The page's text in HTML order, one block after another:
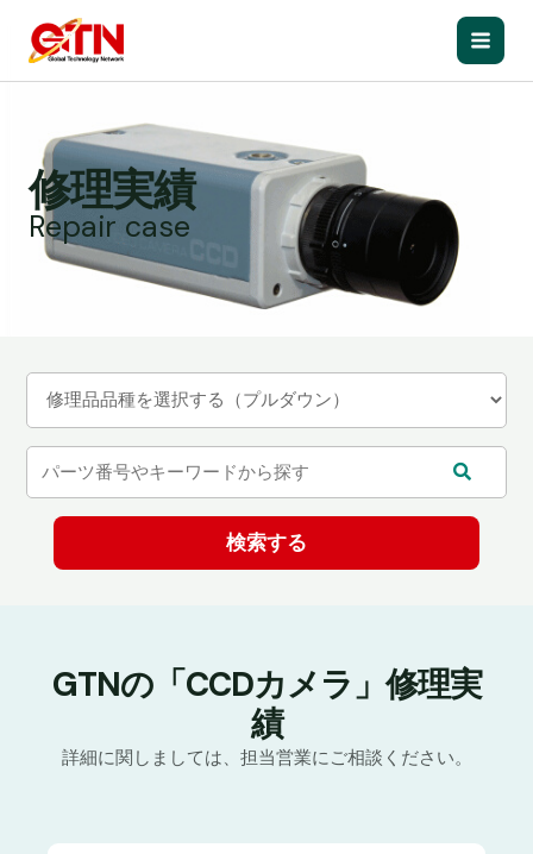
Main
修理実績
Repair case
GTNの「CCDカメラ」修理実
績
詳細に関しましては、担当営業にご相談ください。